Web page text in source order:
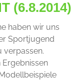
(6.8.2014)
haben wir uns
Sportjugend
verpassen.
Ergebnissen